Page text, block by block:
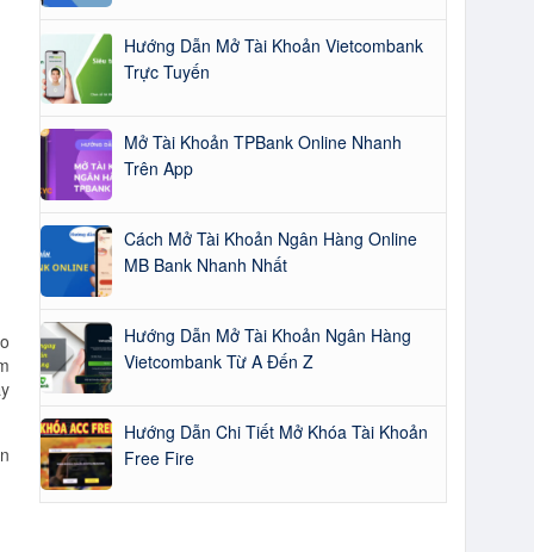
Hướng Dẫn Mở Tài Khoản Vietcombank
Trực Tuyến
Mở Tài Khoản TPBank Online Nhanh
Trên App
Cách Mở Tài Khoản Ngân Hàng Online
MB Bank Nhanh Nhất
Hướng Dẫn Mở Tài Khoản Ngân Hàng
Vietcombank Từ A Đến Z
Hướng Dẫn Chi Tiết Mở Khóa Tài Khoản
Free Fire